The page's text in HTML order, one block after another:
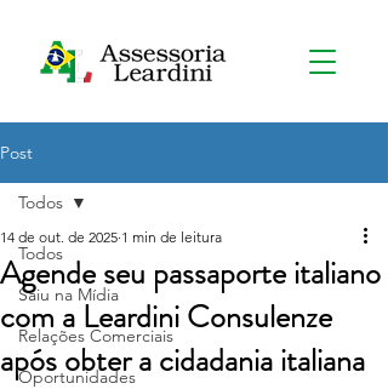
Post
Todos
Saiu na Mídia
Relações Comerciais
Oportunidades
Todos
Agende seu passaporte italiano
com a Leardini Consulenze
após obter a cidadania italiana
14 de out. de 2025 1 min de leitura